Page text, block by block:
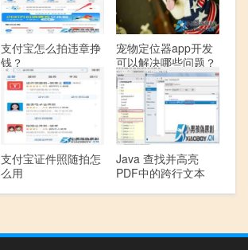
支付宝怎么拍违章挣
钱？
宠物定位器app开发
可以解决哪些问题？
支付宝证件照随拍怎
么用
Java 查找并高亮
PDF中的跨行文本